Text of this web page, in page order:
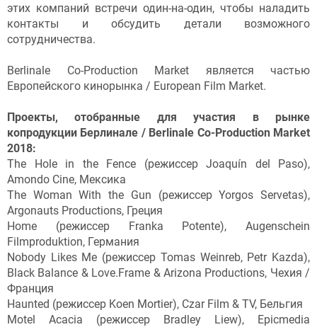
этих компаний встречи один-на-один, чтобы наладить
контакты и обсудить детали возможного
сотрудничества.
Berlinale Co-Production Market является частью
Европейского кинорынка / European Film Market.
Проекты, отобранные для участия в рынке
копродукции Берлинале / Berlinale Co-Production Market
2018:
The Hole in the Fence (режиссер Joaquín del Paso),
Amondo Cine, Мексика
The Woman With the Gun (режиссер Yorgos Servetas),
Argonauts Productions, Греция
Home (режиссер Franka Potente), Augenschein
Filmproduktion, Германия
Nobody Likes Me (режиссер Tomas Weinreb, Petr Kazda),
Black Balance & Love.Frame & Arizona Productions, Чехия /
Франция
Haunted (режиссер Koen Mortier), Czar Film & TV, Бельгия
Motel Acacia (режиссер Bradley Liew), Epicmedia